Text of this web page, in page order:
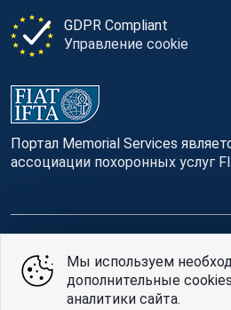
GDPR Compliant
Управление cookie
Портал Memorial Services
ассоциации похоронных услуг
© Memorial Services, 2016 — 2026
Политике конфиденциальности
использования
Мы используем
дополнительные
аналитики сайта.